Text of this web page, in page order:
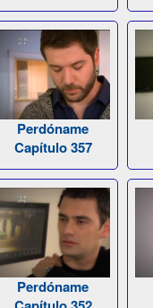
Perdóname
Capítulo 357
Perdóname